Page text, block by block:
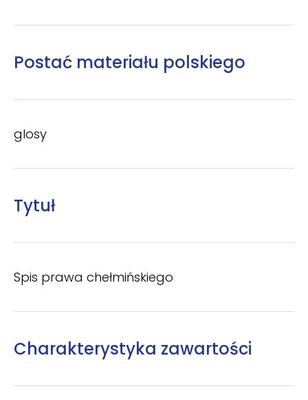
Postać materiału polskiego
glosy
Tytuł
Spis prawa chełmińskiego
Charakterystyka zawartości